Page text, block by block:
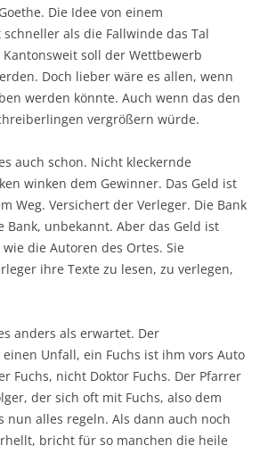
Die Idee von einem
als die Fallwinde das Tal
soll der Wettbewerb
Doch lieber wäre es allen, wenn
werden könnte. Auch wenn das den
vergrößern würde.
auch schon. Nicht kleckernde
winken dem Gewinner. Das Geld ist
Weg. Versichert der Verleger. Die Bank
Bank, unbekannt. Aber das Geld ist
die Autoren des Ortes. Sie
ihre Texte zu lesen, zu verlegen,
anders als erwartet. Der
Unfall, ein Fuchs ist ihm vors Auto
Fuchs, nicht Doktor Fuchs. Der Pfarrer
der sich oft mit Fuchs, also dem
nun alles regeln. Als dann auch noch
bricht für so manchen die heile